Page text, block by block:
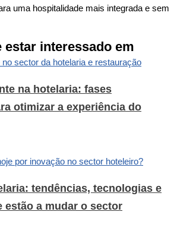
uma hospitalidade mais integrada e sem
estar interessado em
na hotelaria: fases
otimizar a experiência do
tendências, tecnologias e
estão a mudar o sector